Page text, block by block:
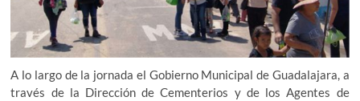
A lo largo de la jornada el Gobierno Municipal de Guadalajara, a
través de la Dirección de Cementerios y de los Agentes de